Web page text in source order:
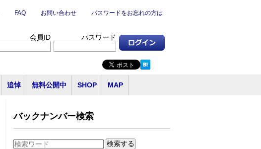
FAQ お問い合わせ パスワードをお忘れの方は
会員ID パスワード
追悼 無料公開中 SHOP MAP
バックナンバー検索